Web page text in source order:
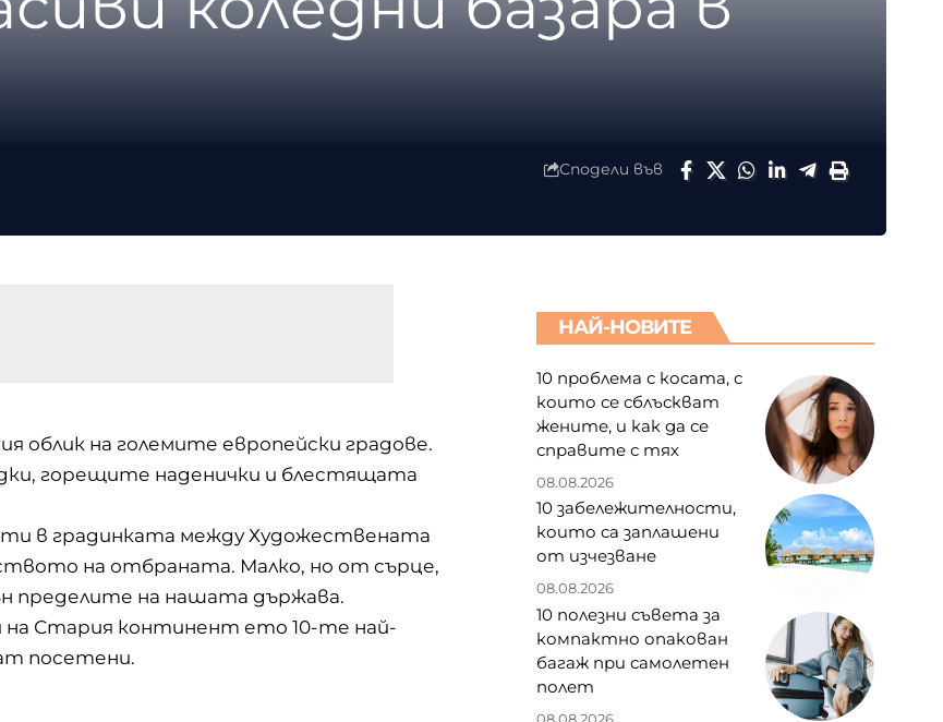
Сподели във
облик на големите европейски градове.
горещите наденички и блестящата
в градинката между Художествената
на отбраната. Малко, но от сърце,
пределите на нашата държава.
на Стария континент ето 10-те най-
посетени.
НАЙ-НОВИТЕ
10 проблема с косата, с
които се сблъскват
жените, и как да се
справите с тях
08.08.2026
10 забележителности,
които са заплашени
от изчезване
08.08.2026
10 полезни съвета за
компактно опакован
багаж при самолетен
полет
08.08.2026